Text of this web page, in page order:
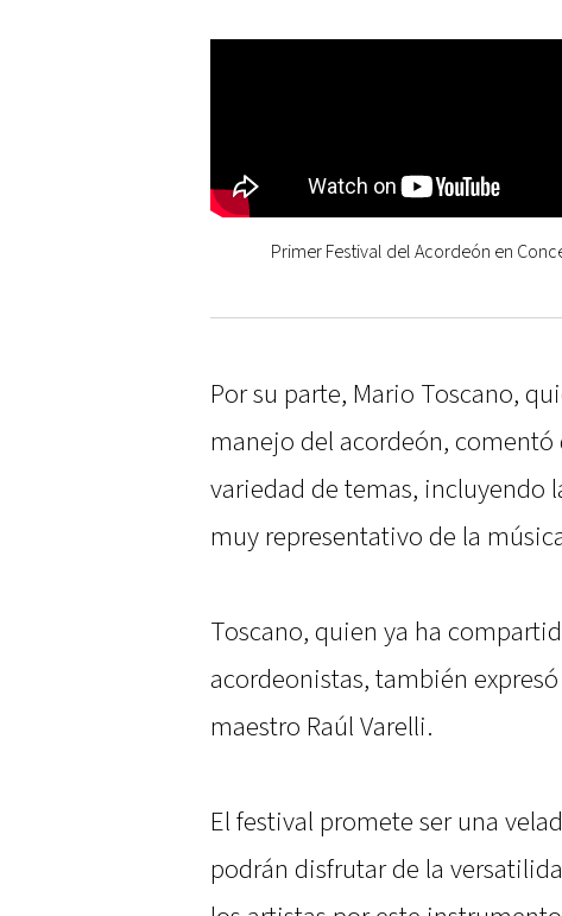
Primer Festival del Acordeón en
Por su parte, Mario Toscano,
manejo del acordeón,
variedad de temas, incluyendo
muy representativo de la
Toscano, quien ya ha
acordeonistas, también
maestro Raúl Varelli.
El festival promete ser una
podrán disfrutar de la